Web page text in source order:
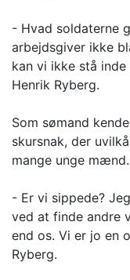
- Hvad soldaterne
arbejdsgiver ikke
kan vi ikke stå
Henrik Ryberg.
Som sømand
skursnak, der
mange unge mænd.
- Er vi sippede?
ved at finde andre
end os. Vi er jo en
Ryberg.